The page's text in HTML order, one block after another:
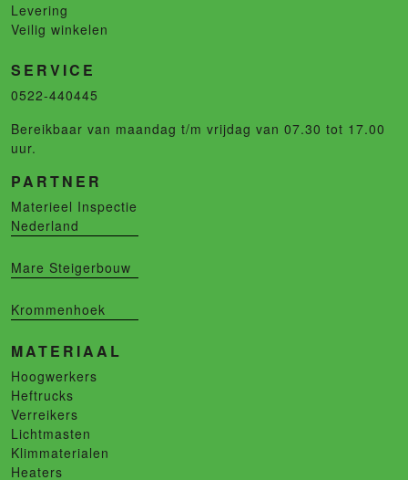
MATERIAAL
Hoogwerkers
Heftrucks
Verreikers
Lichtmasten
Klimmaterialen
Heaters
Levering
Veilig winkelen
SERVICE
0522-440445
Bereikbaar van maandag t/m vrijdag van 07.30 tot 17.00
uur.
PARTNER
Materieel Inspectie
Nederland
Mare Steigerbouw
Krommenhoek